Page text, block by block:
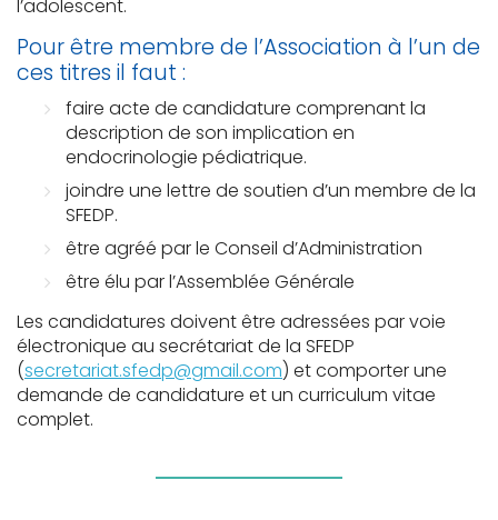
l’adolescent.
Pour être membre de l’Association à l’un de
ces titres il faut :
faire acte de candidature comprenant la
description de son implication en
endocrinologie pédiatrique.
joindre une lettre de soutien d’un membre de la
SFEDP.
être agréé par le Conseil d’Administration
être élu par l’Assemblée Générale
Les candidatures doivent être adressées par voie
électronique au secrétariat de la SFEDP
(secretariat.sfedp@gmail.com) et comporter une
demande de candidature et un curriculum vitae
complet.